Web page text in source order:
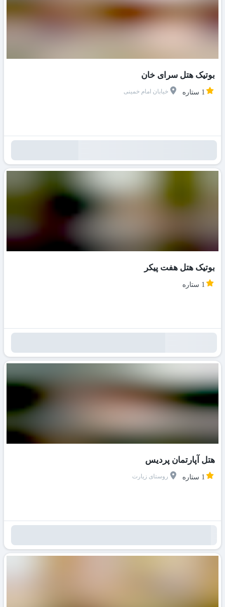
بوتیک هتل سرای خان
1 ستاره خیابان امام خمینی
بوتیک هتل هفت پیکر
1 ستاره
هتل آپارتمان پردیس
1 ستاره روستای زیارت